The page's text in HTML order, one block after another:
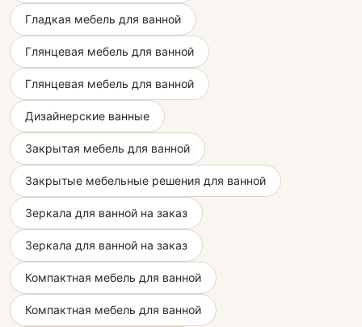
Гладкая мебель для ванной
Глянцевая мебель для ванной
Глянцевая мебель для ванной
Дизайнерские ванные
Закрытая мебель для ванной
Закрытые мебельные решения для ванной
Зеркала для ванной на заказ
Зеркала для ванной на заказ
Компактная мебель для ванной
Компактная мебель для ванной